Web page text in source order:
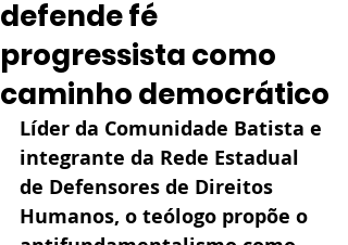
defende fé
progressista como
caminho democrático
Líder da Comunidade Batista e
integrante da Rede Estadual
de Defensores de Direitos
Humanos, o teólogo propõe o